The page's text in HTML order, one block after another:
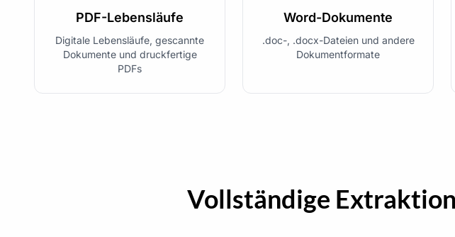
PDF-Lebensläufe
Digitale Lebensläufe, gescannte
Dokumente und druckfertige
PDFs
Word-Dokumente
.doc-, .docx-Dateien und andere
Dokumentformate
Vollständige